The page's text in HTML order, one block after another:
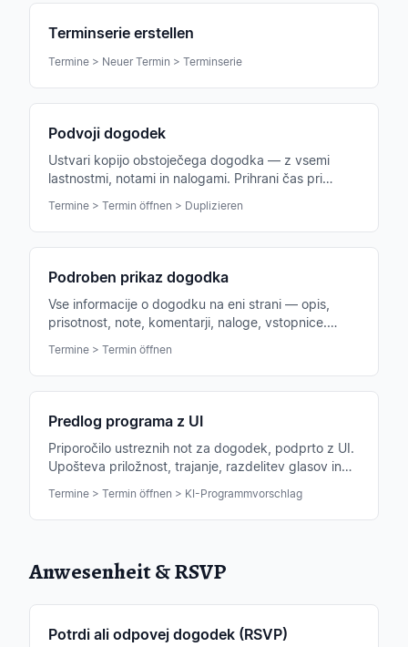
Terminserie erstellen
Termine > Neuer Termin > Terminserie
Podvoji dogodek
Ustvari kopijo obstoječega dogodka — z vsemi
lastnostmi, notami in nalogami. Prihrani čas pri
Termine > Termin öffnen > Duplizieren
Podroben prikaz dogodka
Vse informacije o dogodku na eni strani — opis,
prisotnost, note, komentarji, naloge, vstopnice.
Termine > Termin öffnen
Predlog programa z UI
Priporočilo ustreznih not za dogodek, podprto z UI.
Upošteva priložnost, trajanje, razdelitev glasov in
Termine > Termin öffnen > KI-Programmvorschlag
Anwesenheit & RSVP
Potrdi ali odpovej dogodek (RSVP)